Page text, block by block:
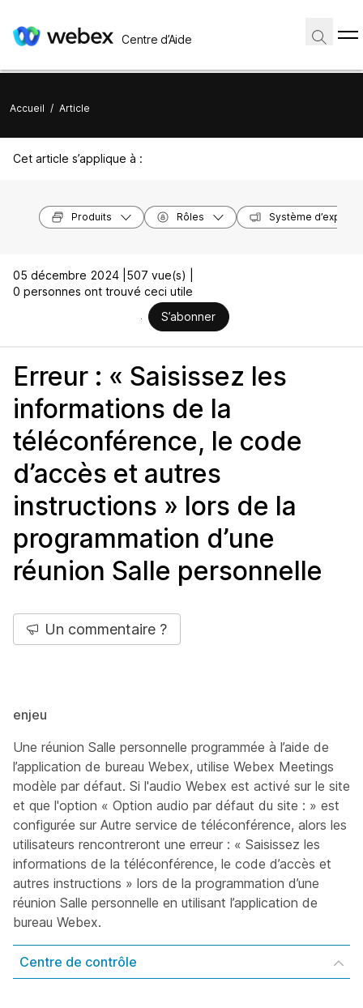
Centre d’Aide
Accueil / Article
Cet article s’applique à :
Produits Rôles Système
05 décembre 2024 | 507 vue(s) |
0 personnes ont trouvé ceci utile
S’abonner
Erreur : « Saisissez les
informations de la
téléconférence, le code
d’accès et autres
instructions » lors de la
programmation d’une
réunion Salle personnelle
Un commentaire ?
enjeu
Une réunion Salle personnelle programmée à l’aide de
l’application de bureau Webex, utilise Webex Meetings
modèle par défaut. Si l'audio Webex est activé sur le site
et que l'option « Option audio par défaut du site : » est
configurée sur Autre service de téléconférence, alors les
utilisateurs rencontreront une erreur : « Saisissez les
informations de la téléconférence, le code d’accès et
autres instructions » lors de la programmation d’une
réunion Salle personnelle en utilisant l’application de
bureau Webex.
Centre de contrôle